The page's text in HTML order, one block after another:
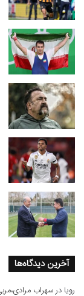
آخرین دیدگاه‌ها
رویا درسهراب